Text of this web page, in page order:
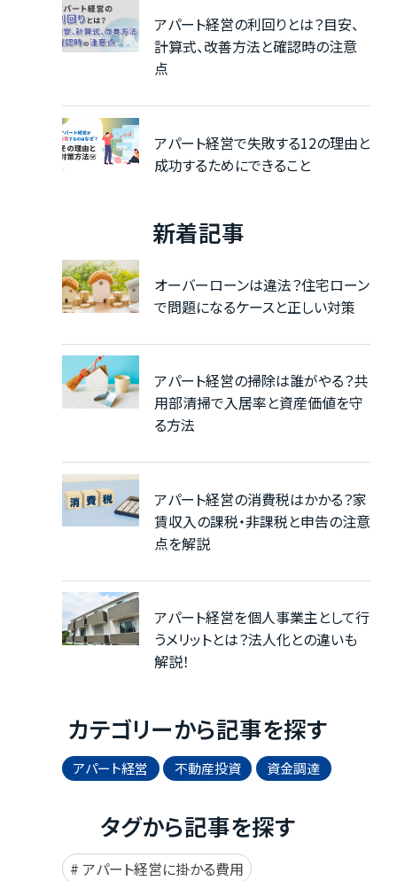
アパート経営の利回りとは？目安、
計算式、改善方法と確認時の注意
点
アパート経営で失敗する12の理由と
成功するためにできること
新着記事
オーバーローンは違法？住宅ローン
で問題になるケースと正しい対策
アパート経営の掃除は誰がやる？共
用部清掃で入居率と資産価値を守
る方法
アパート経営の消費税はかかる？家
賃収入の課税・非課税と申告の注意
点を解説
アパート経営を個人事業主として行
うメリットとは？法人化との違いも
解説！
カテゴリーから記事を探す
アパート経営 不動産投資 資金調達
タグから記事を探す
アパート経営に掛かる費用